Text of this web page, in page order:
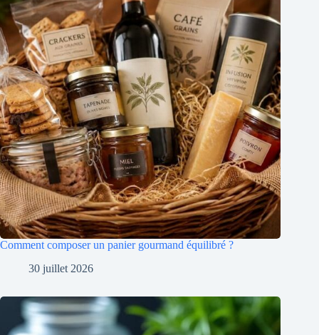
Comment composer un panier gourmand équilibré ?
30 juillet 2026